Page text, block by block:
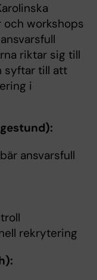
workshops
riktar sig till
syftar till att
i
ansvarsfull
rekrytering